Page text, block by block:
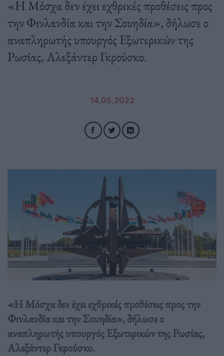
«Η Μόσχα δεν έχει εχθρικές προθέσεις προς
την Φινλανδία και την Σουηδία», δήλωσε ο
αναπληρωτής υπουργός Εξωτερικών της
Ρωσίας, Αλεξάντερ Γκρούσκο.
14.05.2022
«Η Μόσχα δεν έχει εχθρικές προθέσεις προς την
Φινλανδία και την Σουηδία», δήλωσε ο
αναπληρωτής υπουργός Εξωτερικών της Ρωσίας,
Αλεξάντερ Γκρούσκο.